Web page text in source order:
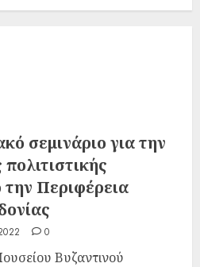
σεμινάριο για την
Περιφέρεια
0
Βυζαντινού